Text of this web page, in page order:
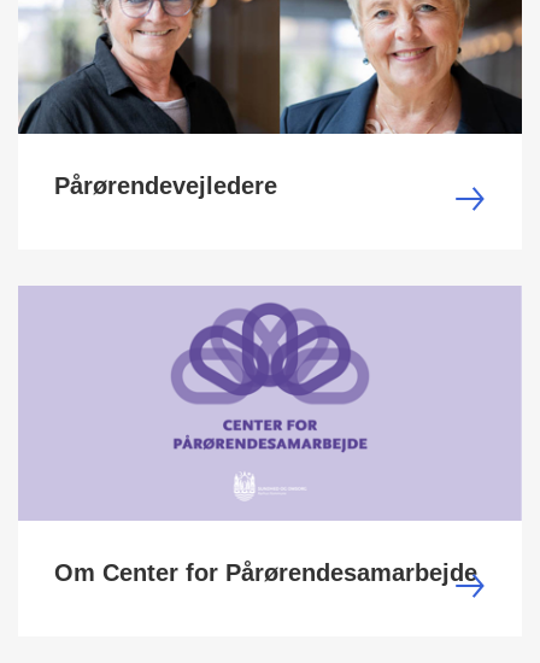
Pårørendevejledere
Om Center for Pårørendesamarbejde